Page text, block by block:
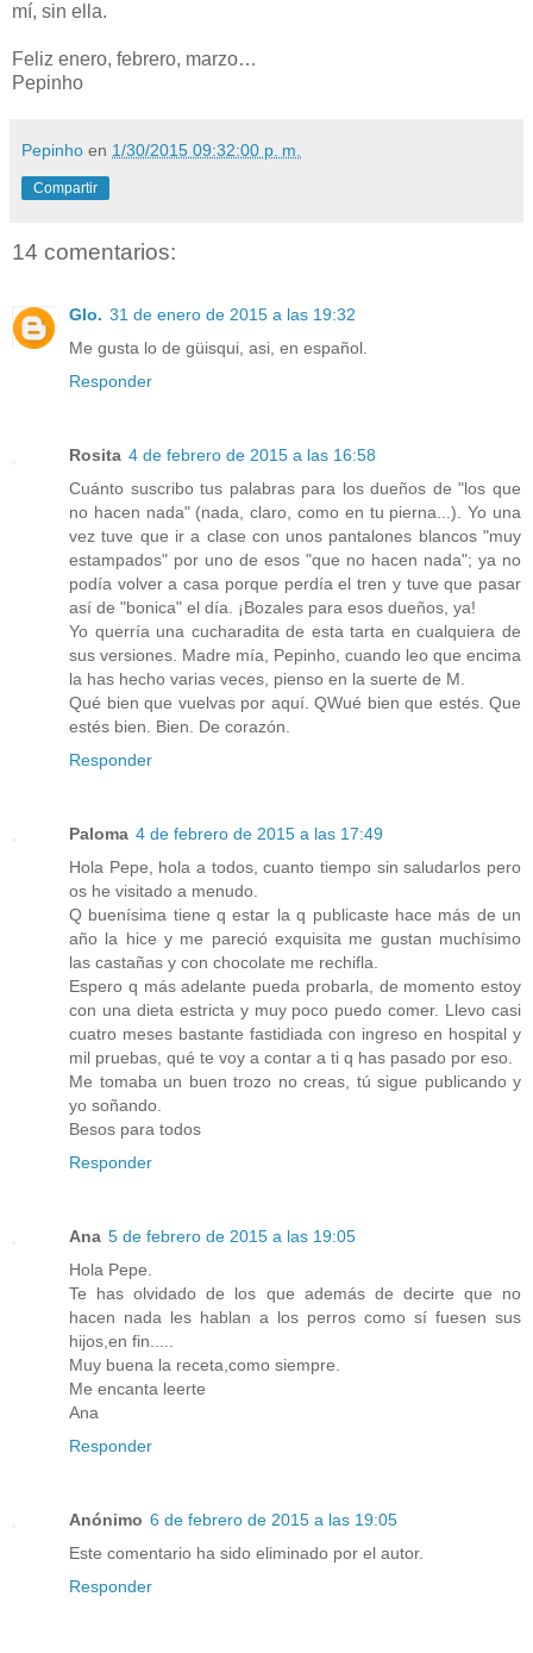
mí, sin ella.
Feliz enero, febrero, marzo…
Pepinho
Pepinho en 1/30/2015 09:32:00 p. m.
Compartir
14 comentarios:
Glo. 31 de enero de 2015 a las 19:32
Me gusta lo de güisqui, asi, en español.
Responder
Rosita 4 de febrero de 2015 a las 16:58
Cuánto suscribo tus palabras para los dueños de "los que
no hacen nada" (nada, claro, como en tu pierna...). Yo una
vez tuve que ir a clase con unos pantalones blancos "muy
estampados" por uno de esos "que no hacen nada"; ya no
podía volver a casa porque perdía el tren y tuve que pasar
así de "bonica" el día. ¡Bozales para esos dueños, ya!
Yo querría una cucharadita de esta tarta en cualquiera de
sus versiones. Madre mía, Pepinho, cuando leo que encima
la has hecho varias veces, pienso en la suerte de M.
Qué bien que vuelvas por aquí. QWué bien que estés. Que
estés bien. Bien. De corazón.
Responder
Paloma 4 de febrero de 2015 a las 17:49
Hola Pepe, hola a todos, cuanto tiempo sin saludarlos pero
os he visitado a menudo.
Q buenísima tiene q estar la q publicaste hace más de un
año la hice y me pareció exquisita me gustan muchísimo
las castañas y con chocolate me rechifla.
Espero q más adelante pueda probarla, de momento estoy
con una dieta estricta y muy poco puedo comer. Llevo casi
cuatro meses bastante fastidiada con ingreso en hospital y
mil pruebas, qué te voy a contar a ti q has pasado por eso.
Me tomaba un buen trozo no creas, tú sigue publicando y
yo soñando.
Besos para todos
Responder
Ana 5 de febrero de 2015 a las 19:05
Hola Pepe.
Te has olvidado de los que además de decirte que no
hacen nada les hablan a los perros como sí fuesen sus
hijos,en fin.....
Muy buena la receta,como siempre.
Me encanta leerte
Ana
Responder
Anónimo 6 de febrero de 2015 a las 19:05
Este comentario ha sido eliminado por el autor.
Responder